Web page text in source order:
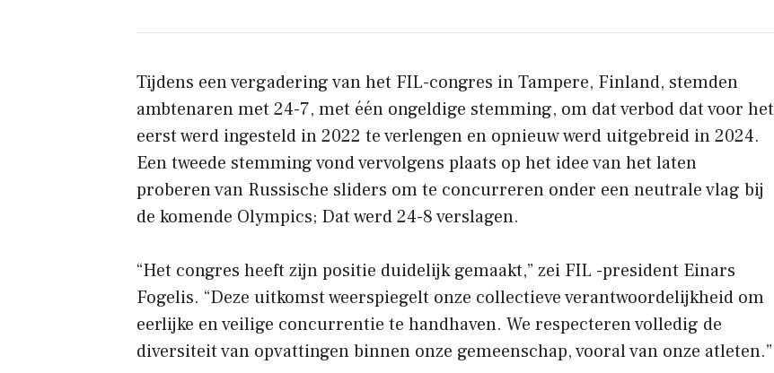
Tijdens een vergadering van het FIL-congres in Tampere, Finland, stemden
ambtenaren met 24-7, met één ongeldige stemming, om dat verbod dat voor het
eerst werd ingesteld in 2022 te verlengen en opnieuw werd uitgebreid in 2024.
Een tweede stemming vond vervolgens plaats op het idee van het laten
proberen van Russische sliders om te concurreren onder een neutrale vlag bij
de komende Olympics; Dat werd 24-8 verslagen.
“Het congres heeft zijn positie duidelijk gemaakt,” zei FIL -president Einars
Fogelis. “Deze uitkomst weerspiegelt onze collectieve verantwoordelijkheid om
eerlijke en veilige concurrentie te handhaven. We respecteren volledig de
diversiteit van opvattingen binnen onze gemeenschap, vooral van onze atleten.”